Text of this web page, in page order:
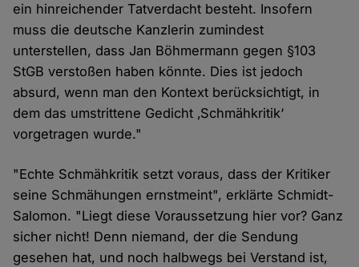
ein hinreichender Tatverdacht besteht. Insofern
muss die deutsche Kanzlerin zumindest
unterstellen, dass Jan Böhmermann gegen §103
StGB verstoßen haben könnte. Dies ist jedoch
absurd, wenn man den Kontext berücksichtigt, in
dem das umstrittene Gedicht ‚Schmähkritik‘
vorgetragen wurde."
"Echte Schmähkritik setzt voraus, dass der Kritiker
seine Schmähungen ernstmeint", erklärte Schmidt-
Salomon. "Liegt diese Voraussetzung hier vor? Ganz
sicher nicht! Denn niemand, der die Sendung
gesehen hat, und noch halbwegs bei Verstand ist,